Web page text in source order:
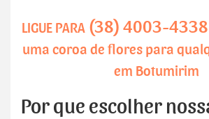
LIGUE PARA (38) 4003-4338
uma coroa de flores para
em Botumirim
Por que escolher